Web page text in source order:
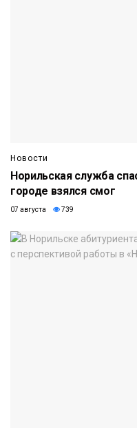
Новости
Норильская служба
городе взялся смог
07 августа 739